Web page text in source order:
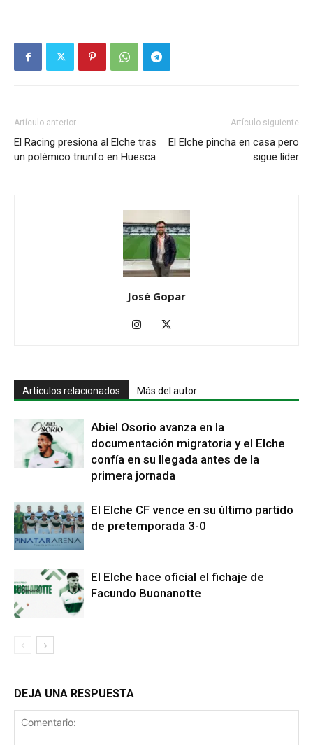
Artículo anterior
El Racing presiona al Elche tras
un polémico triunfo en Huesca
Artículo siguiente
El Elche pincha en casa pero
sigue líder
José Gopar
Artículos relacionados Más del autor
Abiel Osorio avanza en la
documentación migratoria y el Elche
confía en su llegada antes de la
primera jornada
El Elche CF vence en su último partido
de pretemporada 3-0
El Elche hace oficial el fichaje de
Facundo Buonanotte
DEJA UNA RESPUESTA